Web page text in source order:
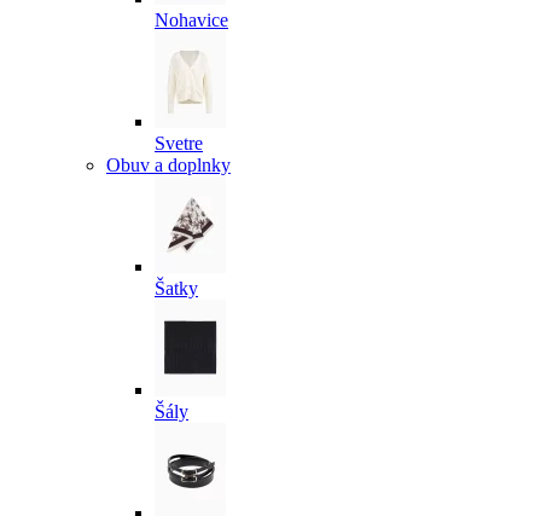
Nohavice
Svetre
Obuv a doplnky
Šatky
Šály